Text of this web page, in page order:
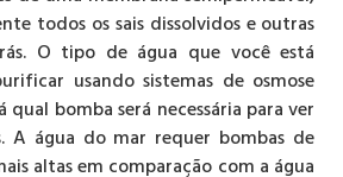
todos os sais dissolvidos e outras
O tipo de água que você está
usando sistemas de osmose
bomba será necessária para ver
A água do mar requer bombas de
altas em comparação com a água